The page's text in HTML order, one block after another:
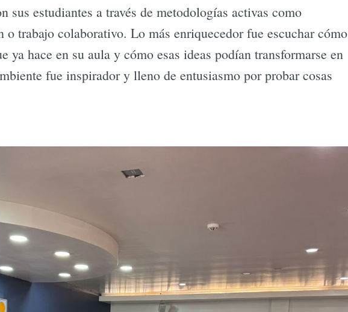
sus estudiantes a través de metodologías activas como
o trabajo colaborativo. Lo más enriquecedor fue escuchar cómo
ya hace en su aula y cómo esas ideas podían transformarse en
fue inspirador y lleno de entusiasmo por probar cosas